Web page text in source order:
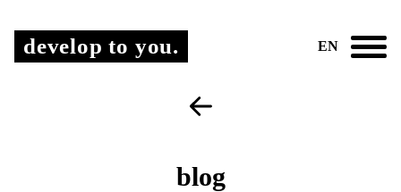
develop to you. EN
blog